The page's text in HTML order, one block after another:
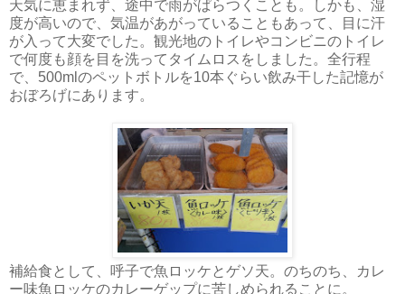
天気に恵まれず、途中で雨がぱらつくことも。しかも、湿
度が高いので、気温があがっていることもあって、目に汗
が入って大変でした。観光地のトイレやコンビニのトイレ
で何度も顔を目を洗ってタイムロスをしました。全行程
で、500mlのペットボトルを10本ぐらい飲み干した記憶が
おぼろげにあります。
補給食として、呼子で魚ロッケとゲソ天。のちのち、カレ
ー味魚ロッケのカレーゲップに苦しめられることに。